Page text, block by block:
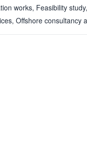
works, Feasibility
Offshore consultancy